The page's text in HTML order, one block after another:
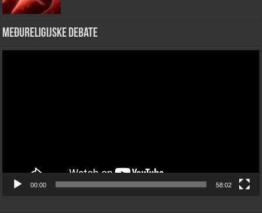
Međureligijske debate
00:00 58:02